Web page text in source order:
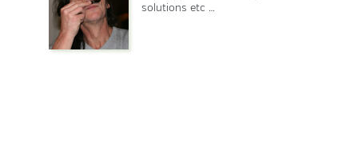
solutions etc …